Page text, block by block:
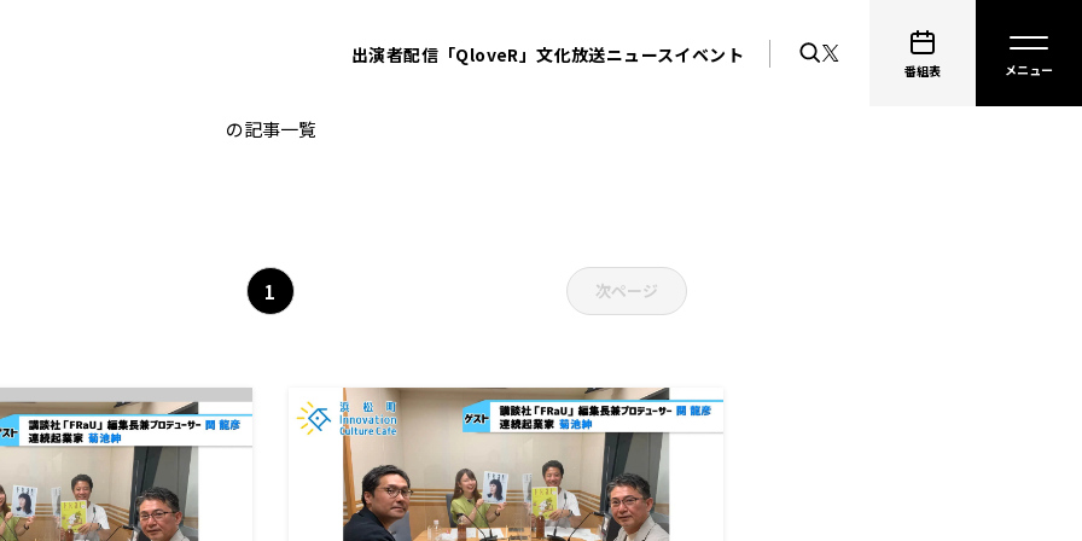
出演者配信「QloveR」文化放送ニュースイベント
番組表
田ケ原 恵美
の記事一覧
1 次ページ